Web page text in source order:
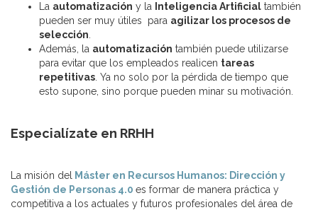
La automatización y la Inteligencia Artificial también
pueden ser muy útiles para agilizar los procesos de
selección
Además, la automatización también puede utilizarse
para evitar que los empleados realicen tareas
repetitivas . Ya no solo por la pérdida de tiempo que
esto supone, sino porque pueden minar su motivación.
Especialízate en RRHH
La misión del
Máster en Recursos Humanos: Dirección y
Gestión de Personas 4.0 es formar de manera práctica y
competitiva a los actuales y futuros profesionales del área de